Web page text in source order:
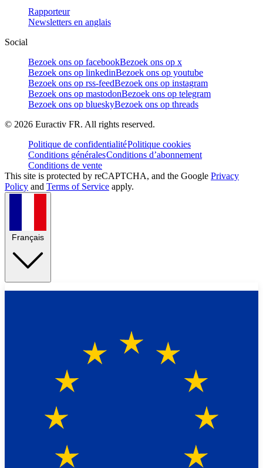
Rapporteur
Newsletters en anglais
Social
Bezoek ons op facebookBezoek ons op x
Bezoek ons op linkedinBezoek ons op youtube
Bezoek ons op rss-feedBezoek ons op instagram
Bezoek ons op mastodonBezoek ons op telegram
Bezoek ons op blueskyBezoek ons op threads
© 2026 Euractiv FR. All rights reserved.
Politique de confidentialitéPolitique cookies
Conditions généralesConditions d’abonnement
Conditions de vente
This site is protected by reCAPTCHA, and the Google Privacy
Policy and Terms of Service apply.
Français